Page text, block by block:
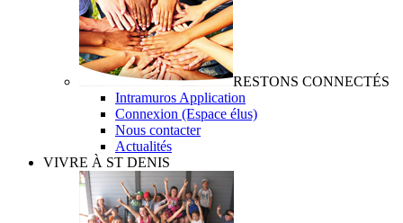
RESTONS CONNECTÉS
Intramuros Application
Connexion (Espace élus)
Nous contacter
Actualités
VIVRE À ST DENIS